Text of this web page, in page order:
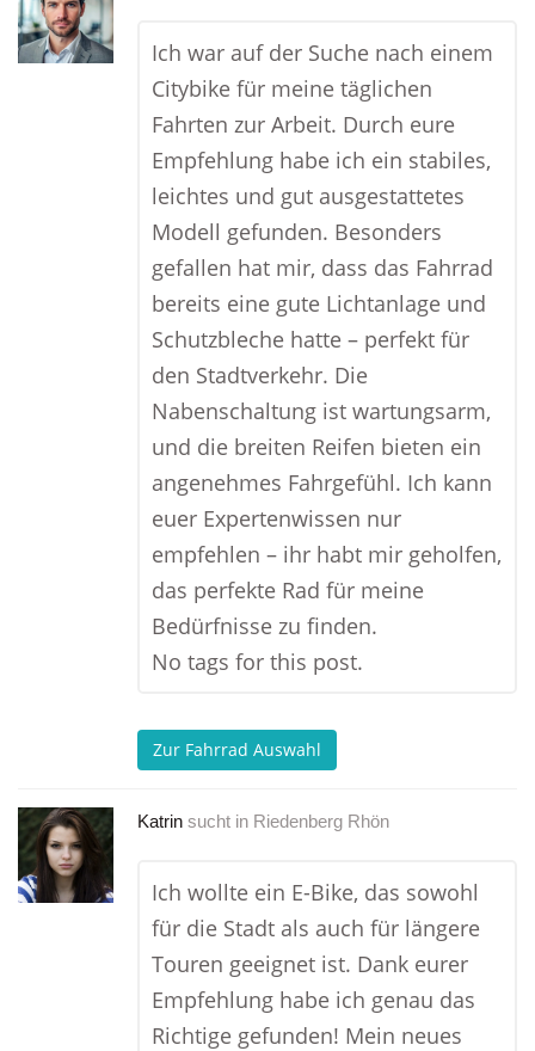
Ich war auf der Suche nach einem
Citybike für meine täglichen
Fahrten zur Arbeit. Durch eure
Empfehlung habe ich ein stabiles,
leichtes und gut ausgestattetes
Modell gefunden. Besonders
gefallen hat mir, dass das Fahrrad
bereits eine gute Lichtanlage und
Schutzbleche hatte – perfekt für
den Stadtverkehr. Die
Nabenschaltung ist wartungsarm,
und die breiten Reifen bieten ein
angenehmes Fahrgefühl. Ich kann
euer Expertenwissen nur
empfehlen – ihr habt mir geholfen,
das perfekte Rad für meine
Bedürfnisse zu finden.
No tags for this post.
Zur Fahrrad Auswahl
Katrin sucht in Riedenberg Rhön
Ich wollte ein E-Bike, das sowohl
für die Stadt als auch für längere
Touren geeignet ist. Dank eurer
Empfehlung habe ich genau das
Richtige gefunden! Mein neues